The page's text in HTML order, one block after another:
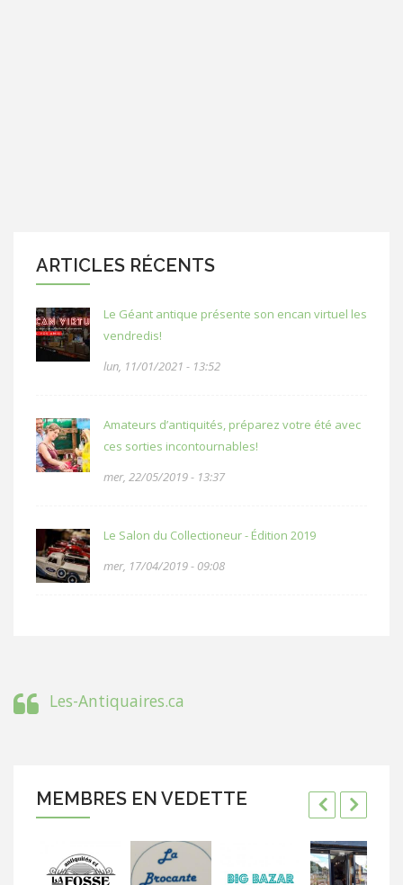
ARTICLES RÉCENTS
Le Géant antique présente son encan virtuel les
vendredis!
lun, 11/01/2021 - 13:52
Amateurs d’antiquités, préparez votre été avec
ces sorties incontournables!
mer, 22/05/2019 - 13:37
Le Salon du Collectioneur - Édition 2019
mer, 17/04/2019 - 09:08
Les-Antiquaires.ca
MEMBRES EN VEDETTE